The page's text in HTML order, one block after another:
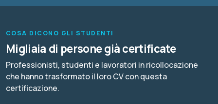
COSA DICONO GLI STUDENTI
Migliaia di persone già certificate
Professionisti, studenti e lavoratori in ricollocazione
che hanno trasformato il loro CV con questa
certificazione.